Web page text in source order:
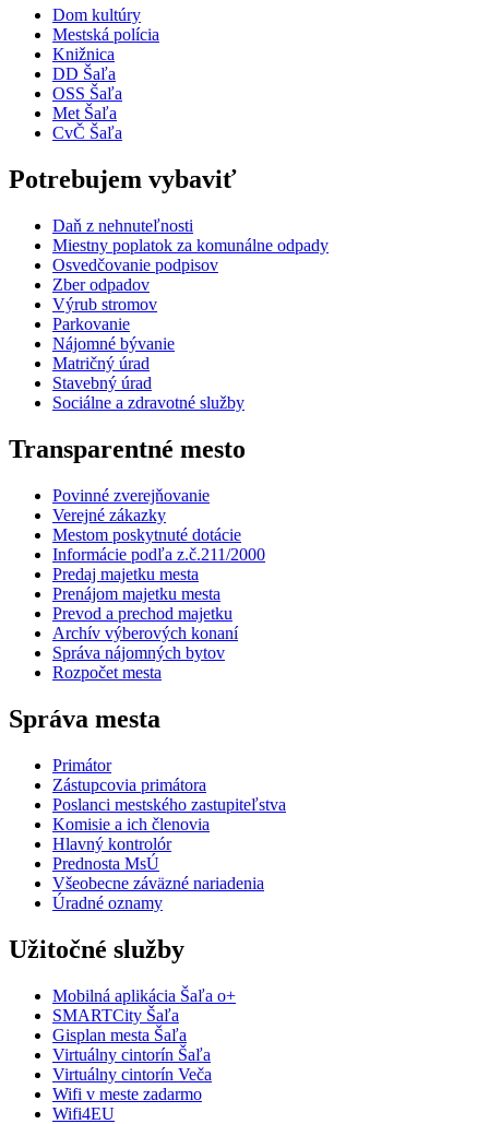
Dom kultúry
Mestská polícia
Knižnica
DD Šaľa
OSS Šaľa
Met Šaľa
CvČ Šaľa
Potrebujem vybaviť
Daň z nehnuteľnosti
Miestny poplatok za komunálne odpady
Osvedčovanie podpisov
Zber odpadov
Výrub stromov
Parkovanie
Nájomné bývanie
Matričný úrad
Stavebný úrad
Sociálne a zdravotné služby
Transparentné mesto
Povinné zverejňovanie
Verejné zákazky
Mestom poskytnuté dotácie
Informácie podľa z.č.211/2000
Predaj majetku mesta
Prenájom majetku mesta
Prevod a prechod majetku
Archív výberových konaní
Správa nájomných bytov
Rozpočet mesta
Správa mesta
Primátor
Zástupcovia primátora
Poslanci mestského zastupiteľstva
Komisie a ich členovia
Hlavný kontrolór
Prednosta MsÚ
Všeobecne záväzné nariadenia
Úradné oznamy
Užitočné služby
Mobilná aplikácia Šaľa o+
SMARTCity Šaľa
Gisplan mesta Šaľa
Virtuálny cintorín Šaľa
Virtuálny cintorín Veča
Wifi v meste zadarmo
Wifi4EU